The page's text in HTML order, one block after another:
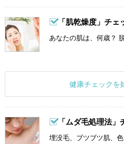
「肌乾燥度」チェ
あなたの肌は、何歳？
健康チェックを
「ムダ毛処理法」
埋没毛、ブツブツ肌、